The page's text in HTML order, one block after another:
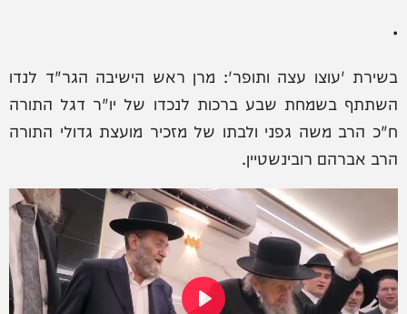
•
בשירת 'עוצו עצה ותופר': מרן ראש הישיבה הגר"ד לנדו
השתתף בשמחת שבע ברכות לנכדו של יו"ר דגל התורה
ח"כ הרב משה גפני ולבתו של מזכיר מועצת גדולי התורה
הרב אברהם רובינשטיין.